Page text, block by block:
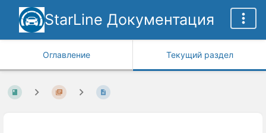
StarLine Документация
Оглавление Текущий раздел